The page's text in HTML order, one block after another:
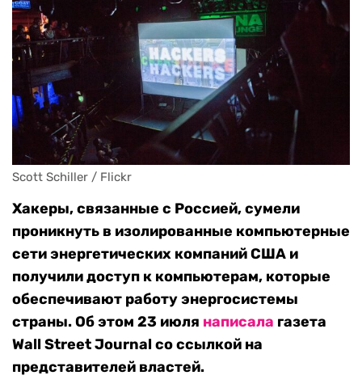
Scott Schiller / Flickr
Хакеры, связанные с Россией, сумели
проникнуть в изолированные компьютерные
сети энергетических компаний США и
получили доступ к компьютерам, которые
обеспечивают работу энергосистемы
страны. Об этом 23 июля написала газета
Wall Street Journal со ссылкой на
представителей властей.